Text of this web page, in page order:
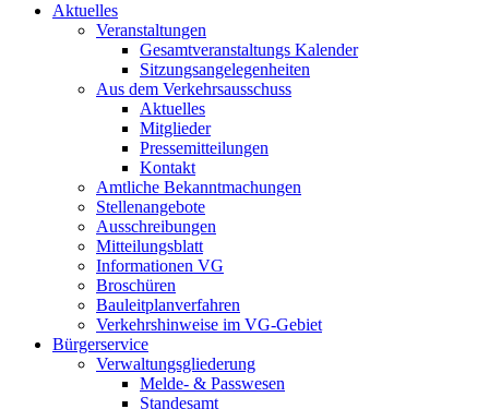
Aktuelles
Veranstaltungen
Gesamtveranstaltungs Kalender
Sitzungsangelegenheiten
Aus dem Verkehrsausschuss
Aktuelles
Mitglieder
Pressemitteilungen
Kontakt
Amtliche Bekanntmachungen
Stellenangebote
Ausschreibungen
Mitteilungsblatt
Informationen VG
Broschüren
Bauleitplanverfahren
Verkehrshinweise im VG-Gebiet
Bürgerservice
Verwaltungsgliederung
Melde- & Passwesen
Standesamt